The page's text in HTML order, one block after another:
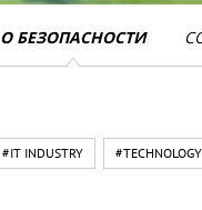
О БЕЗОПАСНОСТИ
#IT INDUSTRY #TECHNOLOGY